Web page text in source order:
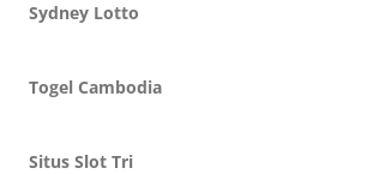
Sydney Lotto
Togel Cambodia
Situs Slot Tri